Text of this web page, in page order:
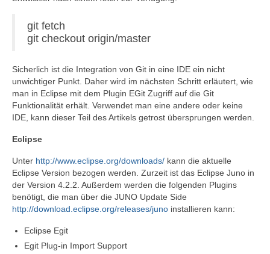
git fetch
git checkout origin/master
Sicherlich ist die Integration von Git in eine IDE ein nicht
unwichtiger Punkt. Daher wird im nächsten Schritt erläutert, wie
man in Eclipse mit dem Plugin EGit Zugriff auf die Git
Funktionalität erhält. Verwendet man eine andere oder keine
IDE, kann dieser Teil des Artikels getrost übersprungen werden.
Eclipse
Unter http://www.eclipse.org/downloads/ kann die aktuelle
Eclipse Version bezogen werden. Zurzeit ist das Eclipse Juno in
der Version 4.2.2. Außerdem werden die folgenden Plugins
benötigt, die man über die JUNO Update Side
http://download.eclipse.org/releases/juno installieren kann:
Eclipse Egit
Egit Plug-in Import Support